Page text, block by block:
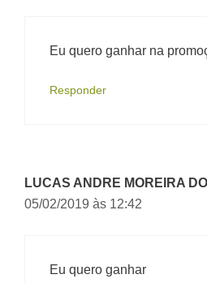
Eu quero ganhar na
Responder
LUCAS ANDRE MOREIRA
05/02/2019 às 12:42
Eu quero ganhar